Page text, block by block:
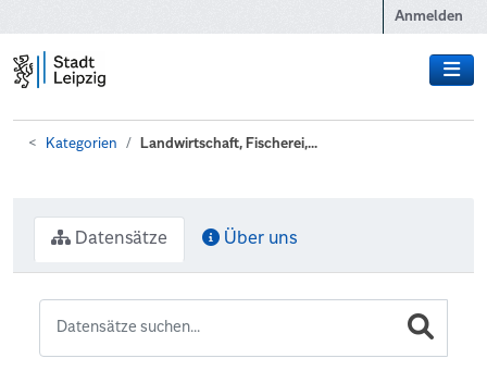
Anmelden
Kategorien Landwirtschaft, Fischerei,...
Datensätze Über uns